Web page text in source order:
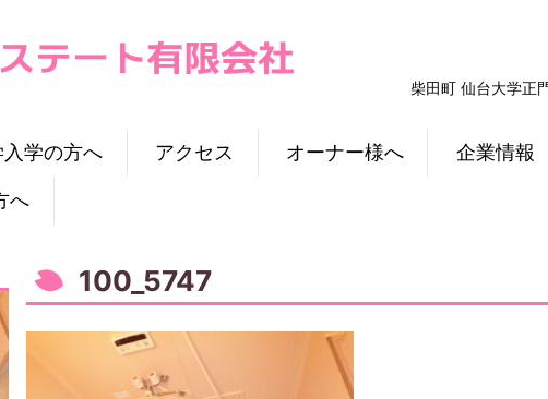
柴田町 仙台大学正
学の方へ アクセス オーナー様へ 企業情報
へ
100_5747